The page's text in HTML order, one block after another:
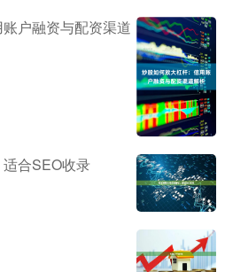
户融资与配资渠道
合SEO收录